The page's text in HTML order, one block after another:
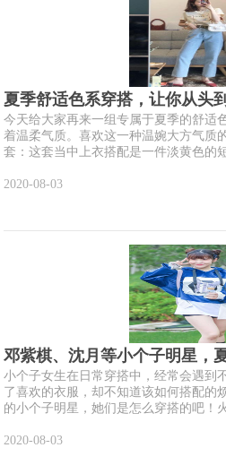
夏季舒适色系穿搭，让你从头
今天给大家再来一组专属于夏季的舒适
着温柔气质。喜欢这一种温婉大方气质
套：这套当中上衣搭配是一件淡黄色的
2020-08-03
邓紫棋、沈月等小个子明星，
小个子女生在日常穿搭中，经常会遇到
了喜欢的衣服，却不知道该如何搭配的
的小个子明星，她们是怎么穿搭的吧！火
2020-08-03